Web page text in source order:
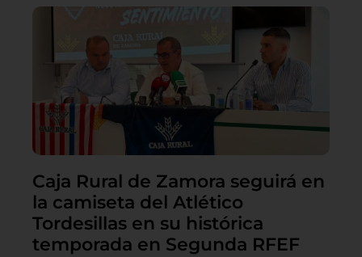
Caja Rural de Zamora seguirá en
la camiseta del Atlético
Tordesillas en su histórica
temporada en Segunda RFEF